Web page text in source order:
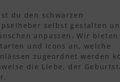
du den schwarzen
selbst gestalten
anpassen. Wir
und Icons an, welche
zugeordnet werden
die Liebe, der